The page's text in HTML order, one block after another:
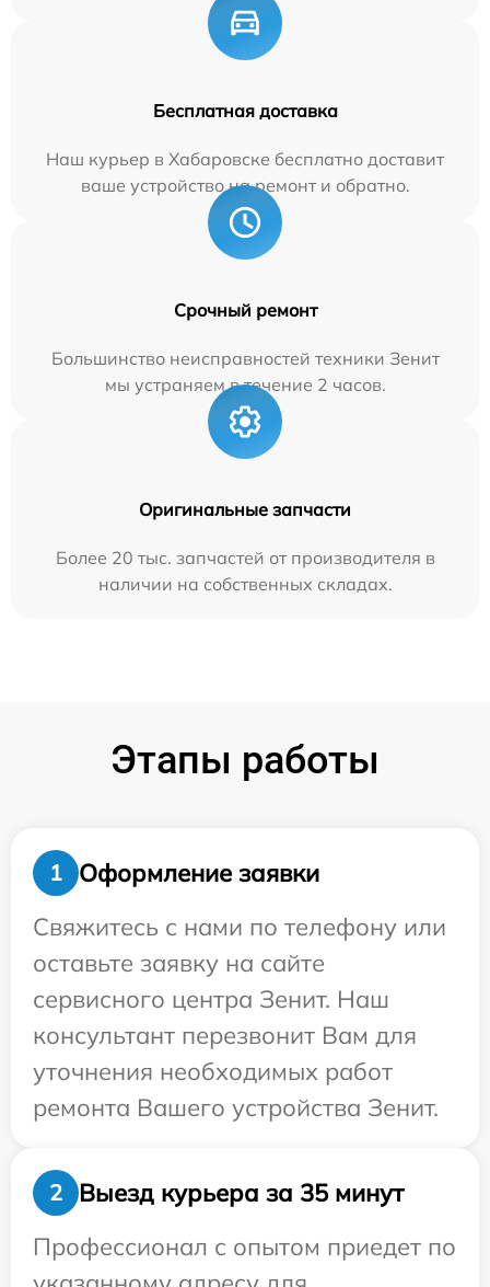
Бесплатная доставка
Наш курьер в Хабаровске бесплатно доставит
ваше устройство на ремонт и обратно.
Срочный ремонт
Большинство неисправностей техники Зенит
мы устраняем в течение 2 часов.
Оригинальные запчасти
Более 20 тыс. запчастей от производителя в
наличии на собственных складах.
Этапы работы
1
Оформление заявки
Свяжитесь с нами по телефону или
оставьте заявку на сайте
сервисного центра Зенит. Наш
консультант перезвонит Вам для
уточнения необходимых работ
ремонта Вашего устройства Зенит.
2
Выезд курьера за 35 минут
Профессионал с опытом приедет по